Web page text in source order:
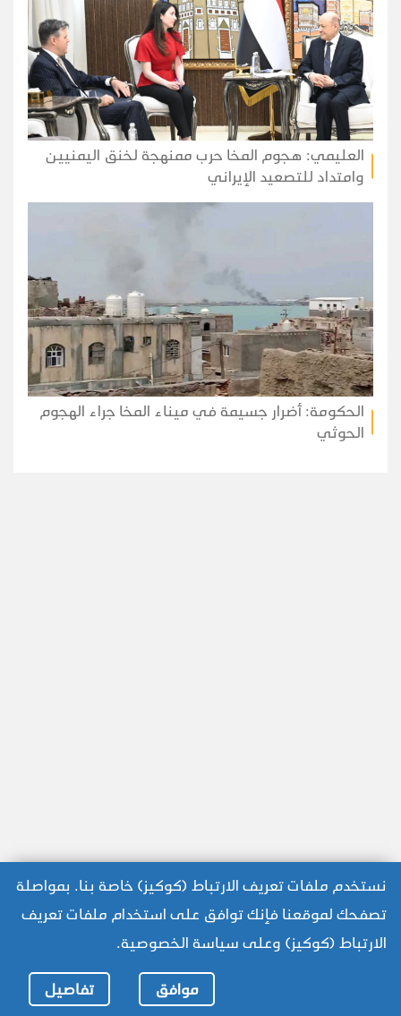
العليمي: هجوم المخا حرب ممنهجة لخنق اليمنيين
وامتداد للتصعيد الإيراني
الحكومة: أضرار جسيمة في ميناء المخا جراء الهجوم
الحوثي
نستخدم ملفات تعريف الارتباط (كوكيز) خاصة بنا. بمواصلة
تصفحك لموقعنا فإنك توافق على استخدام ملفات تعريف
الارتباط (كوكيز) وعلى سياسة الخصوصية.
موافق تفاصيل